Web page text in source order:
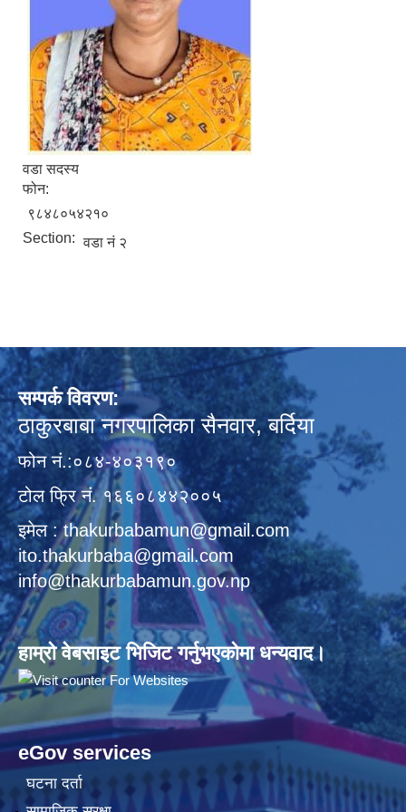
वडा सदस्य
फोन:
९८४८०५४२१०
Section: वडा नं २
सम्पर्क विवरण:
ठाकुरबाबा नगरपालिका सैनवार, बर्दिया
फोन नं.:०८४-४०३१९०
टोल फ्रि नं. १६६०८४४२००५
इमेल : thakurbabamun@gmail.com
ito.thakurbaba@gmail.com
info@thakurbabamun.gov.np
हाम्रो वेबसाइट भिजिट गर्नुभएकोमा धन्यवाद।
eGov services
घटना दर्ता